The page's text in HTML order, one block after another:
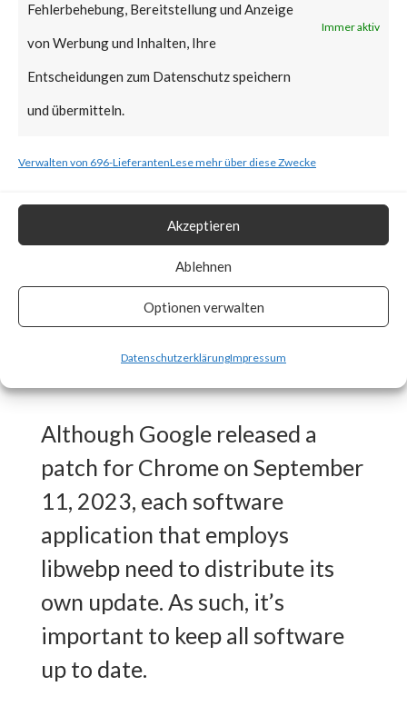
Fehlerbehebung, Bereitstellung und Anzeige
von Werbung und Inhalten, Ihre
Entscheidungen zum Datenschutz speichern
und übermitteln.
Immer aktiv
Verwalten von 696-LieferantenLese mehr über diese Zwecke
Akzeptieren
Ablehnen
Optionen verwalten
DatenschutzerklärungImpressum
exploited in the wild, which
means that a large number of
users could be potentially
affected. CISA added the
vulnerability to the Known
catalog on September 13th,
2023. As such, patches should
be applied as soon as they
become available.
Although Google released a
patch for Chrome on September
11, 2023, each software
application that employs
libwebp need to distribute its
own update. As such, it’s
important to keep all software
up to date.